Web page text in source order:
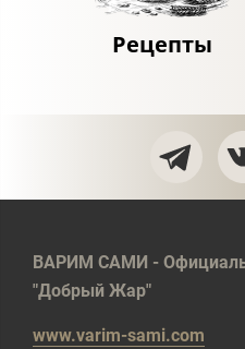
Рецепты
ВАРИМ САМИ -
"Добрый Жар"
www.varim-sami.com